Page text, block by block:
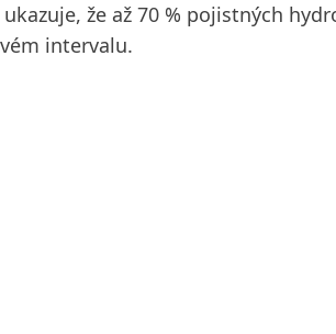
že až 70 % pojistných
intervalu.